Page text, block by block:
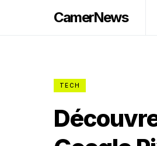
CamerNews
TECH